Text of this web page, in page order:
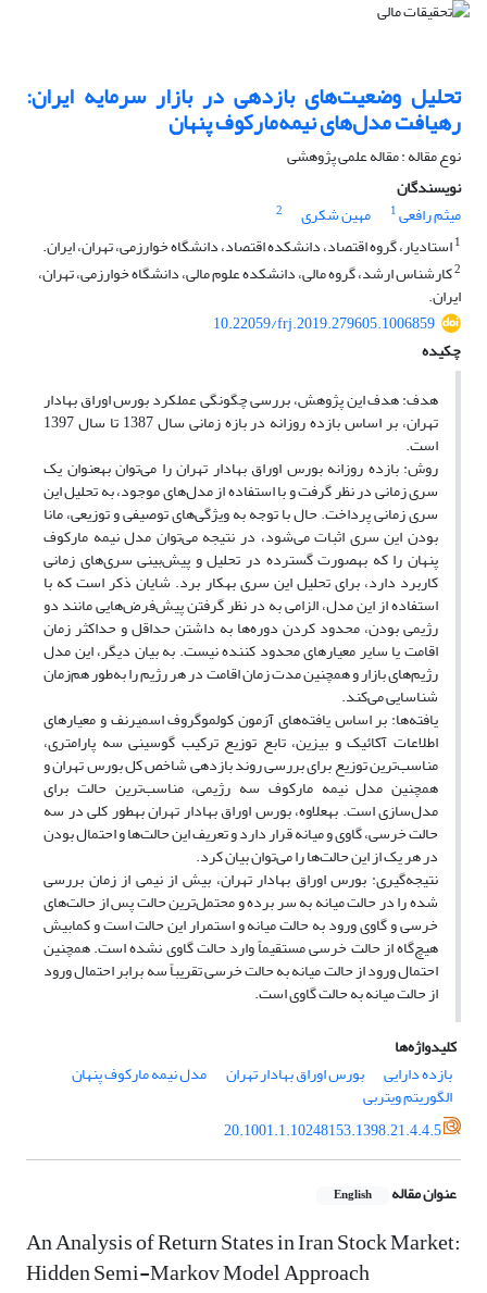
تحلیل وضعیت‌های بازدهی‌ در بازار سرمایه ایران:
رهیافت مدل‌های نیمه‌مارکوف پنهان
نوع مقاله : مقاله علمی پژوهشی
نویسندگان
میثم رافعی1 مهین شکری
2
1استادیار، گروه اقتصاد، دانشکده اقتصاد، دانشگاه خوارزمی، تهران، ایران.
2کارشناس ارشد، گروه مالی، دانشکده علوم مالی، دانشگاه خوارزمی، تهران،
ایران.
10.22059/frj.2019.279605.1006859
چکیده
هدف: هدف این پژوهش، بررسی چگونگی عملکرد بورس اوراق بهادار
تهران، بر اساس بازده‌ روزانه در بازه‌ زمانی سال 1387 تا سال 1397
است.
روش: بازده‌ روزانه بورس اوراق بهادار تهران را می‌توان به‎عنوان یک
سری زمانی در نظر گرفت و با استفاده از مدل‌های موجود، به تحلیل این
سری زمانی پرداخت. حال با توجه به ویژگی‌های توصیفی و توزیعی، مانا
بودن این سری اثبات می‌شود، در نتیجه می‌توان مدل نیمه مارکوف
پنهان را که به‎صورت گسترده در تحلیل و پیش‌بینی سری‌های زمانی
کاربرد دارد، برای تحلیل این سری به‎کار برد. شایان ذکر است که با
استفاده از این مدل، الزامی به در نظر گرفتن پیش‌فرض‌هایی مانند دو
رژیمی بودن، محدود کردن دوره‌ها به داشتن حداقل و حداکثر زمان
اقامت یا سایر معیارهای محدود کننده نیست. به بیان دیگر، این مدل
رژیم‌های بازار و همچنین مدت زمان اقامت در هر رژیم را به‌طور هم‌زمان
شناسایی می‌کند.
یافته‌ها: بر اساس یافته‌های آزمون کولموگروف اسمیرنف و معیارهای
اطلاعات آکائیک و بیزین، تابع توزیع ترکیب گوسینی سه پارامتری،
مناسب‌ترین توزیع برای بررسی روند بازدهی شاخص کل بورس تهران و
همچنین مدل نیمه مارکوف سه رژیمی، مناسب‌ترین حالت برای
مدل‌سازی است. به‎علاوه، بورس اوراق بهادار تهران به‎طور کلی در سه
حالت خرسی، گاوی و میانه قرار دارد و تعریف این حالت‌ها و احتمال بودن
در هر یک از این حالت‌ها را می‌توان بیان کرد.
نتیجه‌گیری: بورس اوراق بهادار تهران، بیش از نیمی از زمان بررسی
شده را در حالت میانه به سر برده و محتمل‌ترین حالت پس از حالت‌های
خرسی و گاوی ورود به حالت میانه و استمرار این حالت است و کمابیش
هیچ‌گاه از حالت خرسی مستقیماً وارد حالت گاوی نشده است. همچنین
احتمال ورود از حالت میانه به حالت خرسی تقریباً سه برابر احتمال ورود
از حالت میانه به حالت گاوی است.
کلیدواژه‌ها
بازده دارایی
بورس اوراق بهادار تهران مدل نیمه مارکوف پنهان
الگوریتم ویتربی
20.1001.1.10248153.1398.21.4.4.5
عنوان مقاله English
An Analysis of Return States in Iran Stock Market:
Hidden Semi-Markov Model Approach